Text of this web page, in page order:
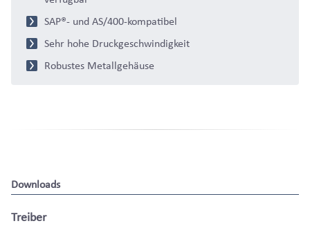
SAP®- und AS/400-kompatibel
Sehr hohe Druckgeschwindigkeit
Robustes Metallgehäuse
Downloads
Treiber